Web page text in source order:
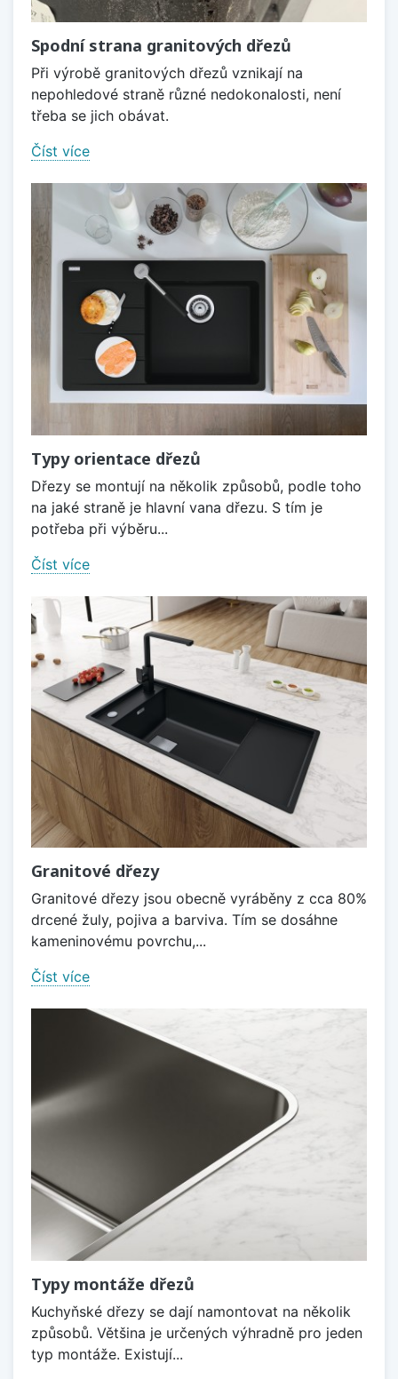
Spodní strana granitových dřezů
Při výrobě granitových dřezů vznikají na
nepohledové straně různé nedokonalosti, není
třeba se jich obávat.
Číst více
Typy orientace dřezů
Dřezy se montují na několik způsobů, podle toho
na jaké straně je hlavní vana dřezu. S tím je
potřeba při výběru...
Číst více
Granitové dřezy
Granitové dřezy jsou obecně vyráběny z cca 80%
drcené žuly, pojiva a barviva. Tím se dosáhne
kameninovému povrchu,...
Číst více
Typy montáže dřezů
Kuchyňské dřezy se dají namontovat na několik
způsobů. Většina je určených výhradně pro jeden
typ montáže. Existují...